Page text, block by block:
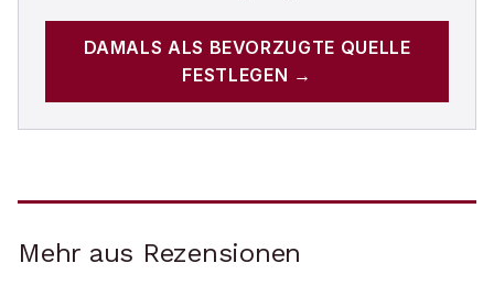
DAMALS ALS BEVORZUGTE QUELLE
FESTLEGEN →
Mehr aus Rezensionen